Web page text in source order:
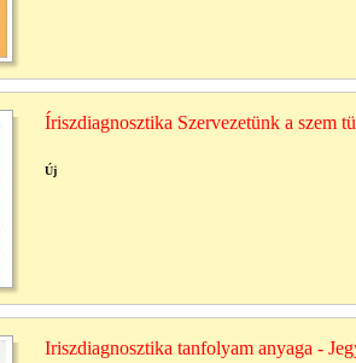
Íriszdiagnosztika Szervezetünk a szem
Új
Iriszdiagnosztika tanfolyam anyaga -